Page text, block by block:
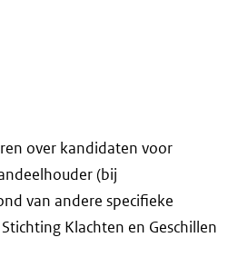
over kandidaten voor
(bij
van andere specifieke
Klachten en Geschillen